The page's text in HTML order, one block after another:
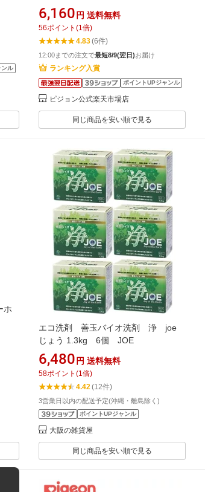
衣
剤
ベ
供
ンル
洗剤 衣類洗剤 衣類用洗剤 衣類 衣類用
洗濯 洗濯用 洗濯用品 洗濯用洗剤 赤ち
ゃん 赤ちゃん用 赤ちゃん用品 ベビー
用 ベビー用品 ベビーグッズ 子供 こど
も キッズ 子供用 赤ちゃんグッズ
6,160 円 送料無料
56ポイント (1倍)
4.83(6件)
12:00までの注文で最短8/9(翌日)お届け
ランキング入賞
ポイントUPジャンル
ピジョン公式楽天市場店
同じ商品を安い順で見る
ホ
エコ洗剤 善玉バイオ洗剤 浄 joe
じょう 1.3kg 6個 JOE
6,480 円 送料無料
58ポイント (1倍)
4.42(12件)
3営業日以内の配送予定(沖縄・離島除く)
ポイントUPジャンル
大阪の雑貨屋
同じ商品を安い順で見る